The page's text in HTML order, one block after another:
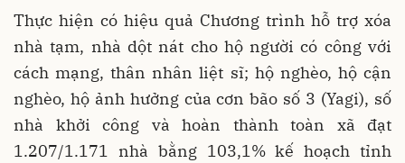
Thực hiện có hiệu quả Chương trình hỗ trợ xóa
nhà tạm, nhà dột nát cho hộ người có công với
cách mạng, thân nhân liệt sĩ; hộ nghèo, hộ cận
nghèo, hộ ảnh hưởng của cơn bão số 3 (Yagi), số
nhà khởi công và hoàn thành toàn xã đạt
1.207/1.171 nhà bằng 103,1% kế hoạch tỉnh